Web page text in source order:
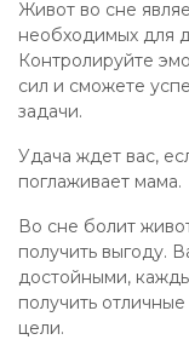
Живот во сне
необходимых для
Контролируйте
сил и сможете
задачи.
Удача ждет вас,
поглаживает мама.
Во сне болит
получить выгоду.
достойными,
получить
цели.